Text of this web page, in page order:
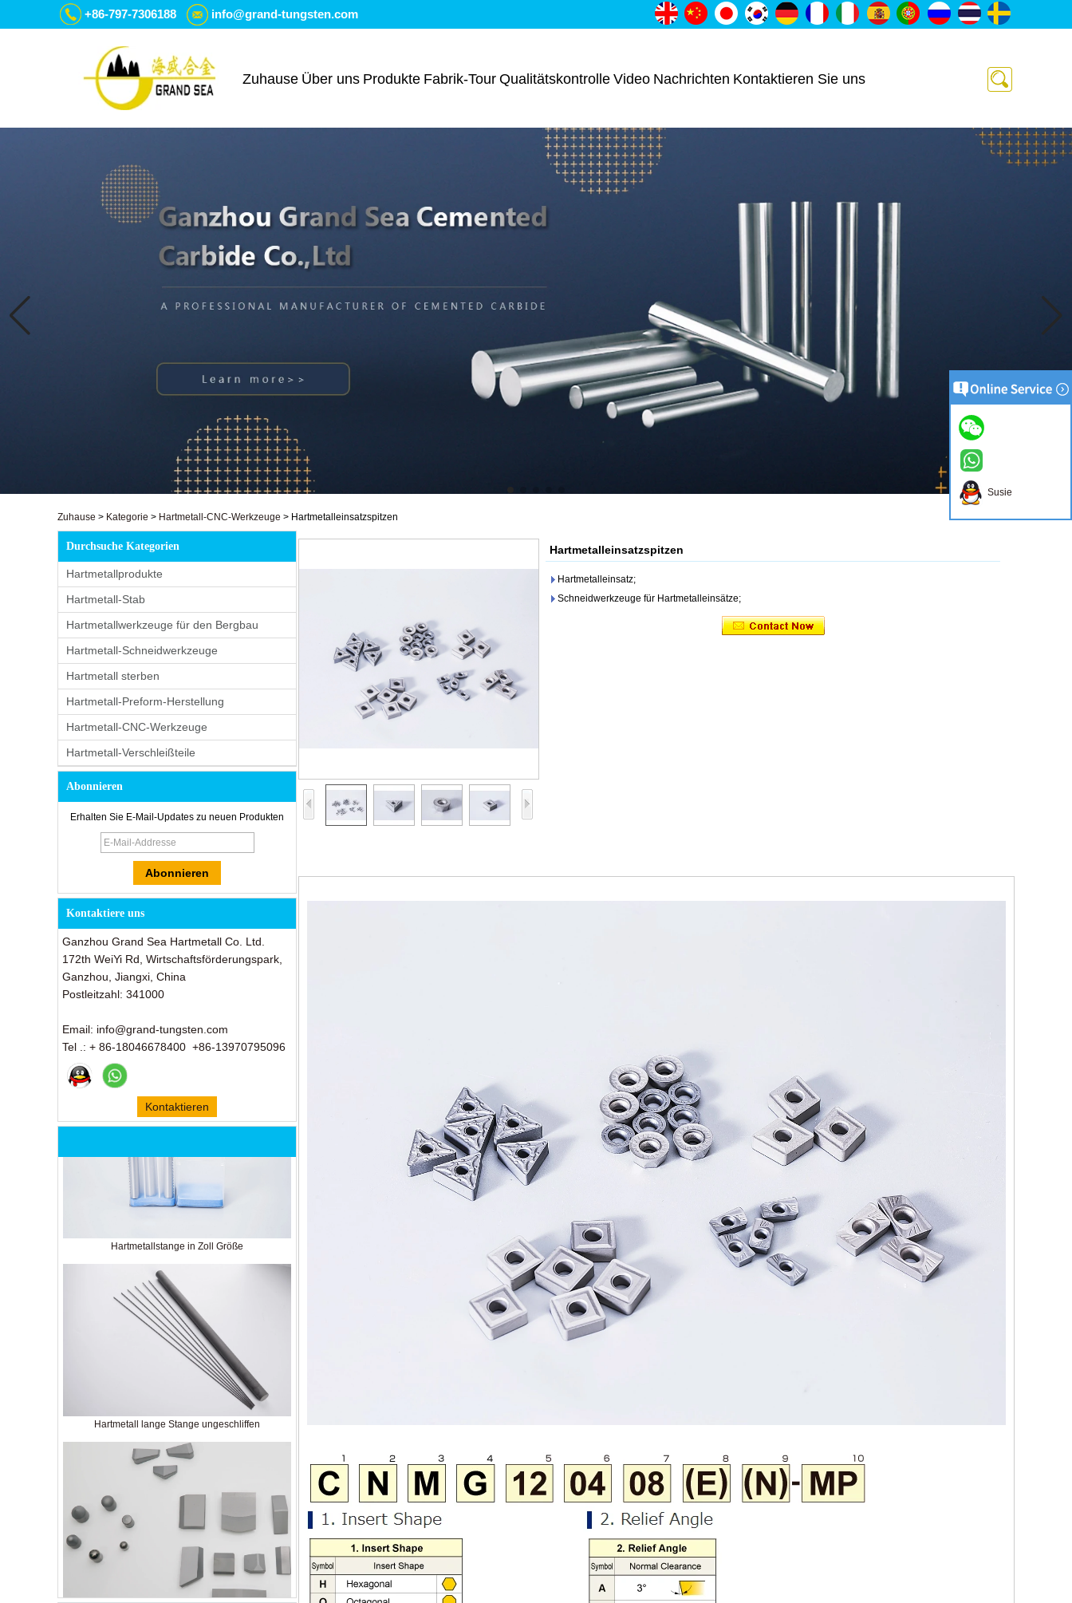
+86-797-7306188 info@grand-tungsten.com
Zuhause Über uns Produkte Fabrik-Tour Qualitätskontrolle Video Nachrichten Kontaktieren Sie uns
Zuhause > Kategorie > Hartmetall-CNC-Werkzeuge > Hartmetalleinsatzspitzen
Durchsuche Kategorien
Hartmetallprodukte
Hartmetall-Stab
Hartmetallwerkzeuge für den Bergbau
Hartmetall-Schneidwerkzeuge
Hartmetall sterben
Hartmetall-Preform-Herstellung
Hartmetall-CNC-Werkzeuge
Hartmetall-Verschleißteile
Abonnieren
Erhalten Sie E-Mail-Updates zu neuen Produkten
Kontaktiere uns
Ganzhou Grand Sea Hartmetall Co. Ltd.
172th WeiYi Rd, Wirtschaftsförderungspark,
Ganzhou, Jiangxi, China
Postleitzahl: 341000
Email: info@grand-tungsten.com
Tel .: + 86-18046678400 +86-13970795096
Kontaktieren
Sie mich jetzt
Hartmetall lange Stange ungeschliffen
Hartmetalleinsatzspitzen
Hartmetalleinsatz;
Schneidwerkzeuge für Hartmetalleinsätze;
Susie